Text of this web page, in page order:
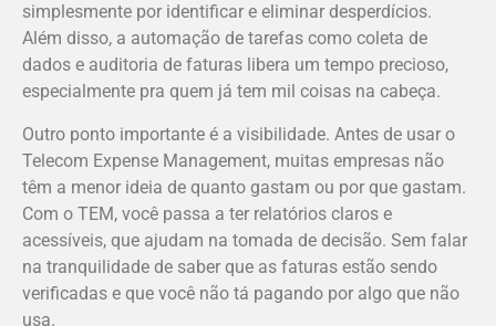
simplesmente por identificar e eliminar desperdícios.
Além disso, a automação de tarefas como coleta de
dados e auditoria de faturas libera um tempo precioso,
especialmente pra quem já tem mil coisas na cabeça.
Outro ponto importante é a visibilidade. Antes de usar o
Telecom Expense Management, muitas empresas não
têm a menor ideia de quanto gastam ou por que gastam.
Com o TEM, você passa a ter relatórios claros e
acessíveis, que ajudam na tomada de decisão. Sem falar
na tranquilidade de saber que as faturas estão sendo
verificadas e que você não tá pagando por algo que não
usa.